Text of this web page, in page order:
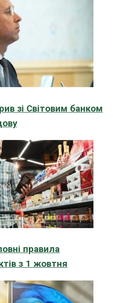
зі Світовим банком
правила
з 1 жовтня